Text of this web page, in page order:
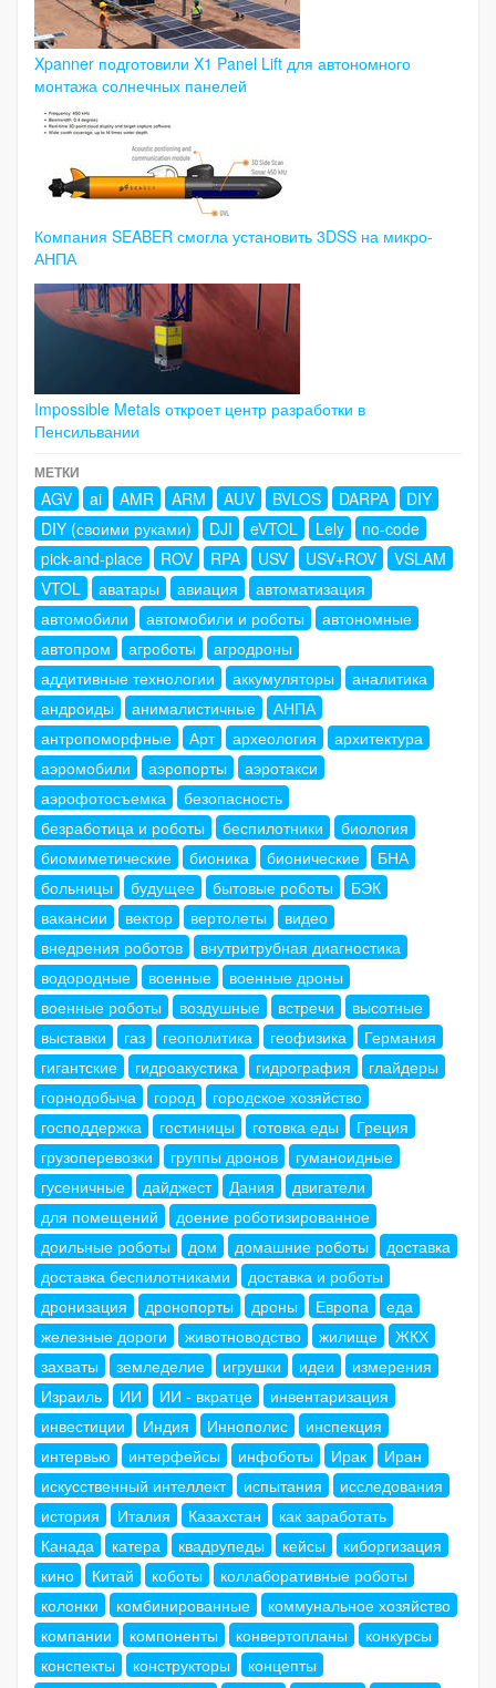
Xpanner подготовили X1 Panel Lift для автономного
монтажа солнечных панелей
Компания SEABER смогла установить 3DSS на микро-
АНПА
Impossible Metals откроет центр разработки в
Пенсильвании
МЕТКИ
AGV ai AMR ARM AUV BVLOS DARPA
DIY
DIY (своими руками)
DJI eVTOL Lely
no-code
pick-and-place
ROV RPA USV USV+ROV
VSLAM
VTOL
аватары авиация
автоматизация
автомобили
автомобили и роботы
автономные
автопром
агроботы
агродроны
аддитивные технологии
аккумуляторы
аналитика
андроиды
анималистичные
АНПА
антропоморфные
Арт археология
архитектура
аэромобили
аэропорты
аэротакси
аэрофотосъемка
безопасность
безработица и роботы
беспилотники
биология
биомиметические
бионика бионические
БНА
больницы
будущее бытовые роботы
БЭК
вакансии
вектор вертолеты
видео
внедрения роботов
внутритрубная диагностика
водородные
военные
военные дроны
военные роботы
воздушные встречи
высотные
выставки
газ геополитика геофизика
Германия
гигантские
гидроакустика гидрография
глайдеры
горнодобыча
город
городское хозяйство
господдержка
гостиницы готовка еды
Греция
грузоперевозки
группы дронов
гуманоидные
гусеничные
дайджест Дания
двигатели
для помещений
доение роботизированное
доильные роботы
дом домашние роботы
доставка
доставка беспилотниками
доставка и роботы
дронизация
дронопорты дроны Европа
еда
железные дороги
животноводство жилище
ЖКХ
захваты
земледелие игрушки идеи
измерения
Израиль
ИИ ИИ - вкратце
инвентаризация
инвестиции
Индия Иннополис
инспекция
интервью
интерфейсы инфоботы Ирак
Иран
искусственный интеллект
испытания
исследования
история
Италия Казахстан
как заработать
Канада
катера квадрупеды кейсы
киборгизация
кино
Китай коботы
коллаборативные роботы
колонки
комбинированные
коммунальное хозяйство
компании
компоненты конвертопланы
конкурсы
конспекты
конструкторы
концепты